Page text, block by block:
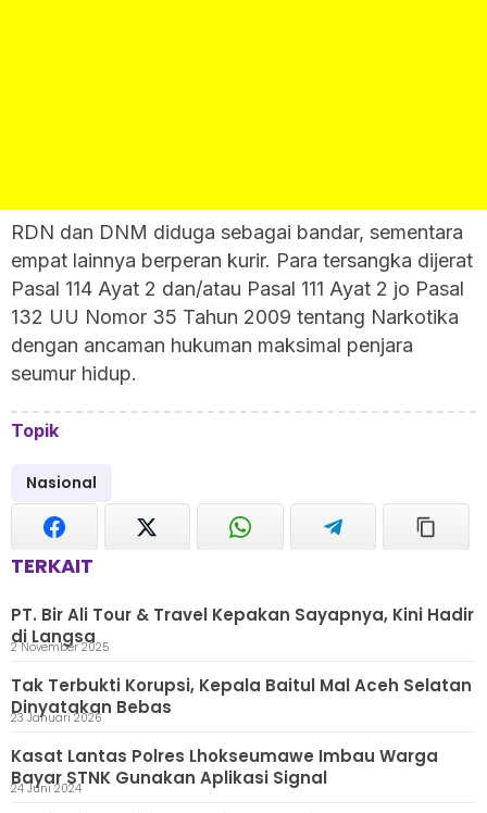
RDN dan DNM diduga sebagai bandar, sementara
empat lainnya berperan kurir. Para tersangka dijerat
Pasal 114 Ayat 2 dan/atau Pasal 111 Ayat 2 jo Pasal
132 UU Nomor 35 Tahun 2009 tentang Narkotika
dengan ancaman hukuman maksimal penjara
seumur hidup.
Topik
Nasional
TERKAIT
PT. Bir Ali Tour & Travel Kepakan Sayapnya, Kini Hadir
di Langsa2 November 2025
Tak Terbukti Korupsi, Kepala Baitul Mal Aceh Selatan
Dinyatakan Bebas
23 Januari 2026
Kasat Lantas Polres Lhokseumawe Imbau Warga
Bayar STNK Gunakan Aplikasi Signal
24 Juni 2024